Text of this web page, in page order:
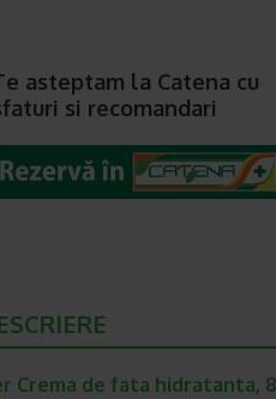
asteptam la Catena cu
si recomandari
Crema de fata hidratanta,